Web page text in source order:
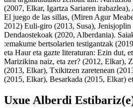
(2007, Elkar, Igartza Sariaren
El juego de las sillas, (Miren Agur
2012) Euli-giro (2013, Susa), Jenisjoplin
Dendaostekoak (2020, Alberdania).
:emakume bertsolarien testigantzak
eta Haur eta gazte literaturan: Ezin dut,
Marizikina naiz, eta zer? (2012, Elkar),
(2013, Elkar), Txikitzen zaretenean
(2015, Elkar), Besarkada (2015, Elkar)
Uxue Alberdi